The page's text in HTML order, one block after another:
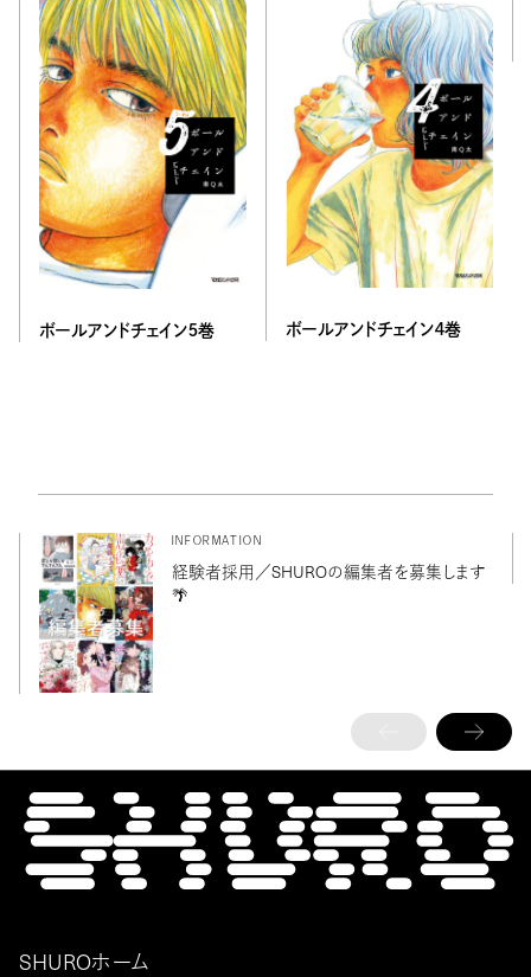
ボールアンドチェイン５巻 ボールアンドチェイン４巻
INFORMATION
経験者採用／SHUROの編集者を募集します
🌴
SHUROホーム